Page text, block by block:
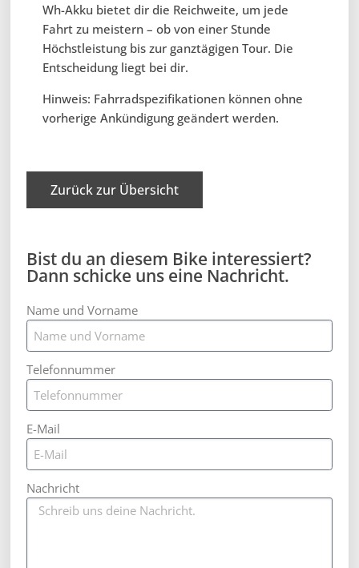
Wh-Akku bietet dir die Reichweite, um jede
Fahrt zu meistern – ob von einer Stunde
Höchstleistung bis zur ganztägigen Tour. Die
Entscheidung liegt bei dir.
Hinweis: Fahrradspezifikationen können ohne
vorherige Ankündigung geändert werden.
Zurück zur Übersicht
Bist du an diesem Bike interessiert?
Dann schicke uns eine Nachricht.
Name und Vorname
Telefonnummer
E-Mail
Nachricht